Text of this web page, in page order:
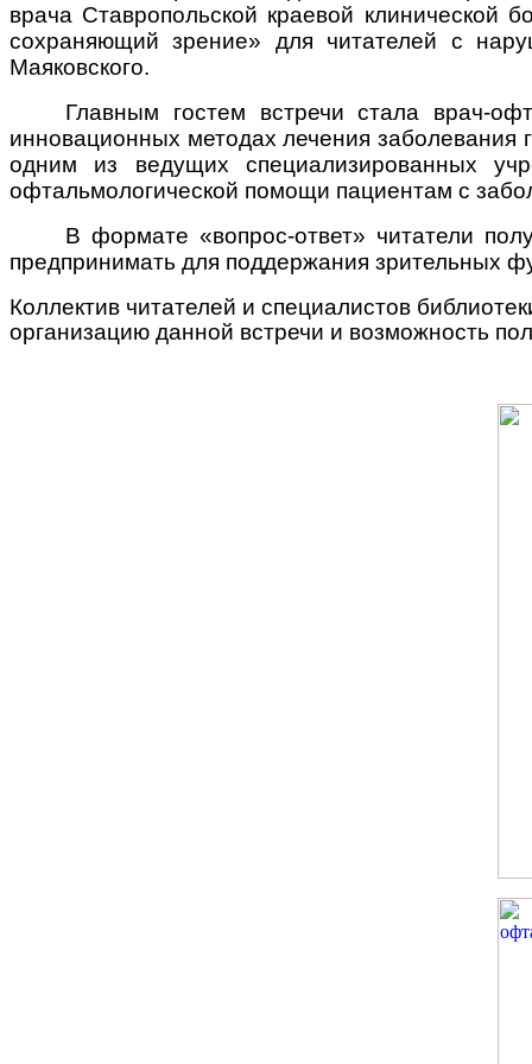
врача Ставропольской краевой
сохраняющий зрение» для читателей с
Маяковского.
Главным гостем встречи стала врач-
инновационных методах лечения
одним из ведущих специализированных
офтальмологической помощи пациентам с
В формате «вопрос-ответ» читатели
предпринимать для поддержания зрительных
Коллектив читателей и специалистов
организацию данной встречи и возможность